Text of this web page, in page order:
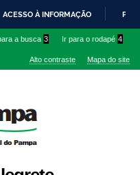
ACESSO À INFORMAÇÃO
a busca 3 Ir para o rodapé 4
Alto contraste Mapa do site